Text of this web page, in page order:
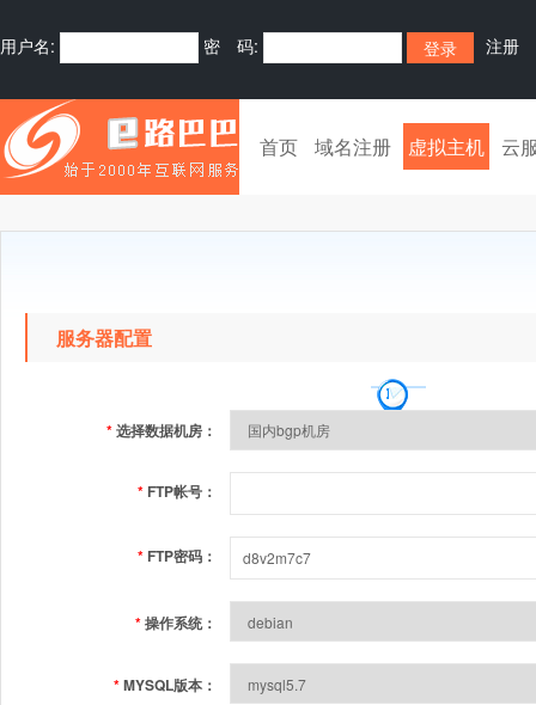
用户名: 密 码: 注册
首页 域名注册 虚拟主机 云
服务器配置
*选择数据机房：
* FTP帐号：
* FTP密码：
*操作系统：
*MYSQL版本：